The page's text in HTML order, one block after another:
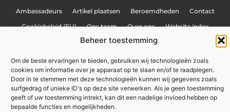
Beheer toestemming
Om de beste ervaringen te bieden, gebruiken wij technologieën zoals
cookies om informatie over je apparaat op te slaan en/of te raadplegen.
Door in te stemmen met deze technologieën kunnen wij gegevens zoals
surfgedrag of unieke ID's op deze site verwerken. Als je geen toestemming
geeft of uw toestemming intrekt, kan dit een nadelige invloed hebben op
bepaalde functies en mogelijkheden.
Ambassadeurs Artikel plaatsen Beroemdheden Contact
Cookiebeleid (EU) Ons team Over ons Website index
Uit De Media
Nederlandse linkbuilding: hoe jij je website naar de top van Google tilt
Linkbuilding geld verdienen: hoe jij online inkomsten kunt genereren
Lokale marketing: meer klanten uit je eigen regio